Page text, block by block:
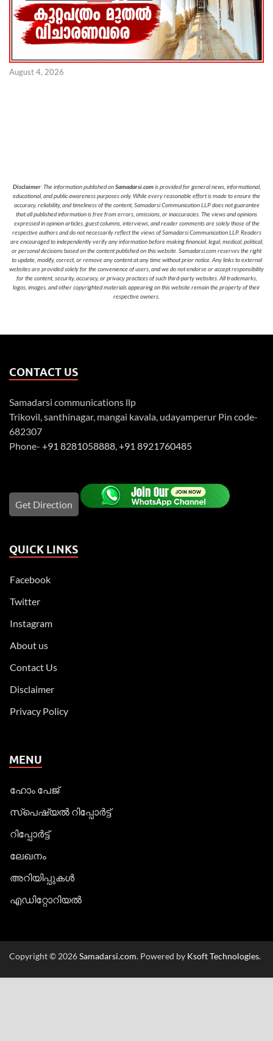
August 4, 2026
Disclaimer: The information published onSamadarsi.comis provided for general news, informational,
educational, and public awareness purposes only. While every reasonable effort is made to ensure the
accuracy, reliability, and timeliness of the content, Samadarsi Communication LLP does not guarantee
that all published information is free from errors, omissions, or inaccuracies. The views and opinions
expressed in opinion articles, guest columns, interviews, and reader comments are solely those of the
respective authors and do not necessarily reflect the views of Samadarsi Communication LLP. Readers
are encouraged to independently verify any information before making financial, legal, medical, political,
or personal decisions based on the content published on this website. Samadarsi.com reserves the right
to update, modify, correct, or remove any content at any time without prior notice. Any links to external
websites are provided solely for the convenience of users, and we do not endorse or accept responsibility
for the content, security, accuracy, or privacy practices of such third-party websites. All trademarks,
logos, images, and other copyrighted materials appearing on this website remain the property of their
respective owners.
CONTACT US
Samadarsi communications llp
Trikovil, santhinagar, mangai kavala, udayamperur Pin code-
682307
Phone- +91 8281058888 +91 8921760485
Get Direction
QUICK LINKS
Facebook
Twitter
Instagram
About us
Contact Us
Disclaimer
Privacy Policy
MENU
ഹോം പേജ്
സ്പെഷ്യൽ റിപ്പോര്‍ട്ട്
റിപ്പോര്‍ട്ട്
ലേഖനം
അറിയിപ്പുകള്‍
എഡിറ്റോറിയല്‍
Copyright © 2026Samadarsi.com. Powered by Ksoft Technologies.